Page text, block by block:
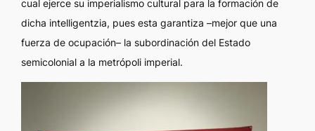
cual ejerce su imperialismo cultural para la formación de
dicha intelligentzia, pues esta garantiza –mejor que una
fuerza de ocupación– la subordinación del Estado
semicolonial a la metrópoli imperial.